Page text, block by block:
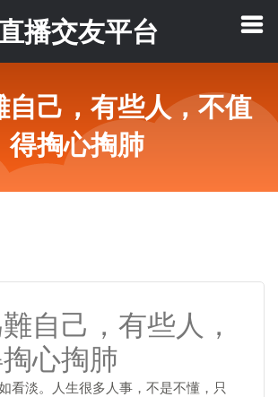
播交友平台
自己，有些人，不值
得掏心掏肺
自己，有些人，
心掏肺
看淡。人生很多人事，不是不懂，只